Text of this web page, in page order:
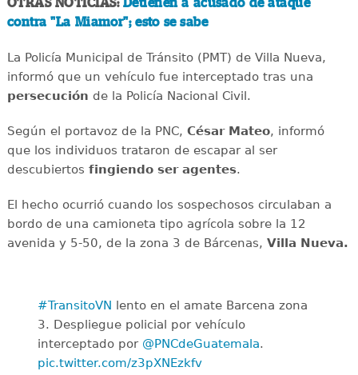
OTRAS NOTICIAS: Detienen a acusado de ataque
contra "La Miamor"; esto se sabe
La Policía Municipal de Tránsito (PMT) de Villa Nueva,
informó que un vehículo fue interceptado tras una
persecución de la Policía Nacional Civil.
Según el portavoz de la PNC, César Mateo, informó
que los individuos trataron de escapar al ser
descubiertos fingiendo ser agentes.
El hecho ocurrió cuando los sospechosos circulaban a
bordo de una camioneta tipo agrícola sobre la 12
avenida y 5-50, de la zona 3 de Bárcenas, Villa Nueva.
#TransitoVN
lento en el amate Barcena zona
3. Despliegue policial por vehículo
interceptado por @PNCdeGuatemala.
pic.twitter.com/z3pXNEzkfv